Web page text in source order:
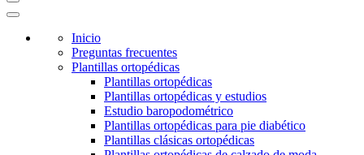
Inicio
Preguntas frecuentes
Plantillas ortopédicas
Plantillas ortopédicas
Plantillas ortopédicas y estudios
Estudio baropodométrico
Plantillas ortopédicas para pie diabético
Plantillas clásicas ortopédicas